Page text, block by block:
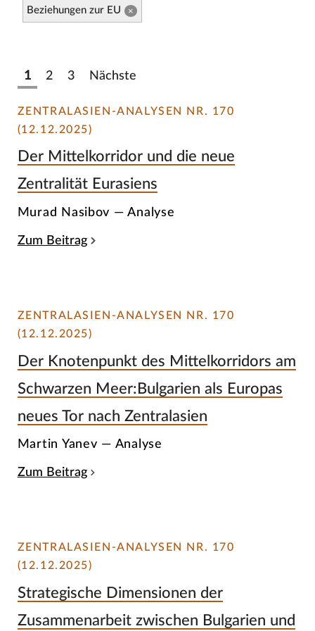
Beziehungen zur EU ×
1 2 3 Nächste
ZENTRALASIEN-ANALYSEN NR. 170
(12.12.2025)
Der Mittelkorridor und die neue
Zentralität Eurasiens
Murad Nasibov — Analyse
Zum Beitrag
ZENTRALASIEN-ANALYSEN NR. 170
(12.12.2025)
Der Knotenpunkt des Mittelkorridors am
Schwarzen Meer:Bulgarien als Europas
neues Tor nach Zentralasien
Martin Yanev — Analyse
Zum Beitrag
ZENTRALASIEN-ANALYSEN NR. 170
(12.12.2025)
Strategische Dimensionen der
Zusammenarbeit zwischen Bulgarien und